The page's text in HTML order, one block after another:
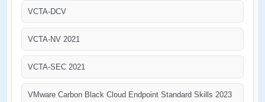
VCTA-DCV
VCTA-NV 2021
VCTA-SEC 2021
VMware Carbon Black Cloud Endpoint Standard Skills 2023